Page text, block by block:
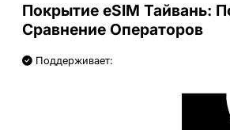
Покрытие eSIM Тайвань:
Сравнение Операторов
Поддерживает: